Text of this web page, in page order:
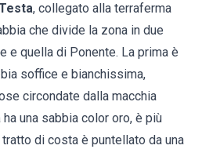
, collegato alla terraferma
che divide la zona in due
e quella di Ponente. La prima è
soffice e bianchissima,
circondate dalla macchia
una sabbia color oro, è più
di costa è puntellato da una